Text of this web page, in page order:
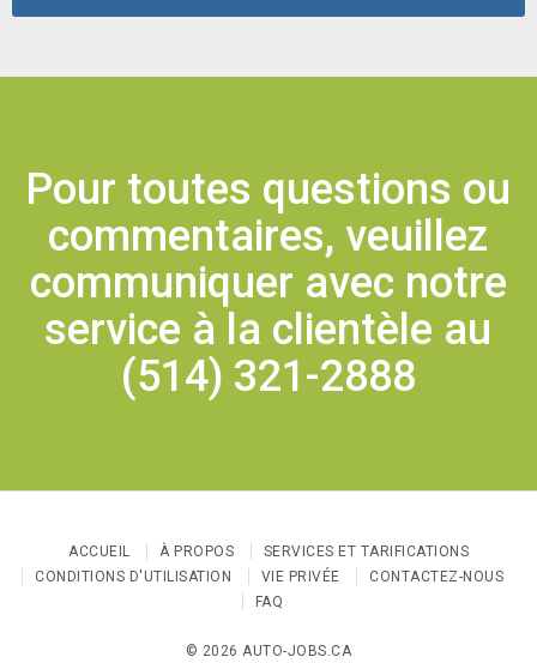
Pour toutes questions ou
commentaires, veuillez
communiquer avec notre
service à la clientèle au
(514) 321-2888
ACCUEIL À PROPOS
SERVICES ET TARIFICATIONS
CONDITIONS D'UTILISATION
VIE PRIVÉE
CONTACTEZ-NOUS
FAQ
© 2026 AUTO-JOBS.CA